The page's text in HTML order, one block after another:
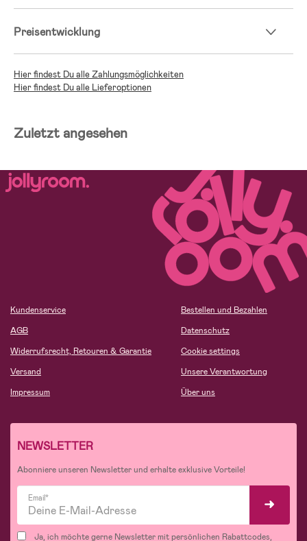
Preisentwicklung
Hier findest Du alle Zahlungsmöglichkeiten
Hier findest Du alle Lieferoptionen
Zuletzt angesehen
Kundenservice
AGB
Widerrufsrecht, Retouren & Garantie
Versand
Impressum
Bestellen und Bezahlen
Datenschutz
Cookie settings
Unsere Verantwortung
Über uns
NEWSLETTER
Abonniere unseren Newsletter und erhalte exklusive Vorteile!
Email*
Ja, ich möchte gerne Newsletter mit persönlichen Rabattcodes,